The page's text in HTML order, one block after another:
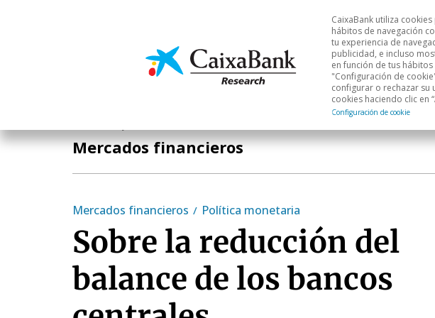
Economía y mercados Análisis
CaixaBank utiliza
hábitos de navegación
tu experiencia de
publicidad, e incluso
en función de tus
"Configuración de
configurar o rechazar su
cookies haciendo clic en
Configuración de cookie
Mercados financieros
Mercados financieros Política monetaria
Sobre la reducción del
balance de los bancos